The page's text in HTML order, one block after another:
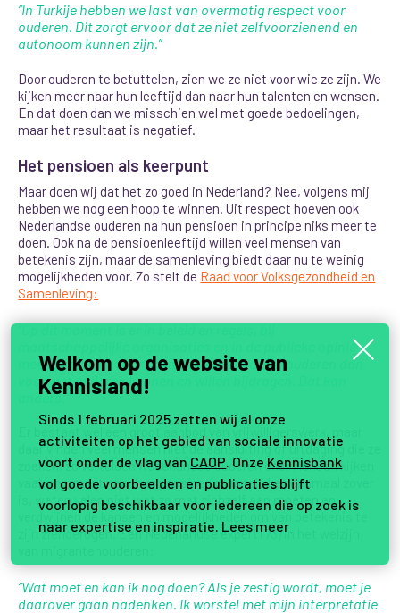
“In Turkije hebben we last van overmatig respect voor
ouderen. Dit zorgt ervoor dat ze niet zelfvoorzienend en
autonoom kunnen zijn.”
Door ouderen te betuttelen, zien we ze niet voor wie ze zijn. We
kijken meer naar hun leeftijd dan naar hun talenten en wensen.
En dat doen dan we misschien wel met goede bedoelingen,
maar het resultaat is negatief.
Het pensioen als keerpunt
Maar doen wij dat het zo goed in Nederland? Nee, volgens mij
hebben we nog een hoop te winnen. Uit respect hoeven ook
Nederlandse ouderen na hun pensioen in principe niks meer te
doen. Ook na de pensioenleeftijd willen veel mensen van
betekenis zijn, maar de samenleving biedt daar nu te weinig
mogelijkheden voor. Zo stelt de Raad voor Volksgezondheid en
Samenleving:
“Op dit moment is er in beleid en regels, bij
maatschappelijke organisaties en in de publieke opinie
meer aandacht voor de kwetsbaarheid van ouderen dan
voor wat ouderen kunnen en willen bijdragen. Dat kan
anders.”
Er bestaat wel een groot aanbod van vrijwilligerswerk, maar
daar vinden veel mensen niet de aansluiting of uitdaging die ze
zoeken, zo vertelden Nederlandse ouderen ons. Mensen kijken
vaak enorm uit naar hun pensioen maar als het eenmaal zover
is, weten velen niet wat ze met zichzelf aan moeten en
verdwijnen de kansen en mogelijkheden om van betekenis te
zijn zienderogen.Een Nederlandse expert (73) in het welzijn
“Wat moet en kan ik nog doen? Als je zestig wordt, moet je
daarover gaan nadenken. Ik worstel met mijn interpretatie
Welkom op de website van
Kennisland!
Sinds 1 februari 2025 zetten wij al onze
activiteiten op het gebied van sociale innovatie
voort onder de vlag van CAOP. Onze Kennisbank
vol goede voorbeelden en publicaties blijft
voorlopig beschikbaar voor iedereen die op zoek is
naar expertise en inspiratie. Lees meer